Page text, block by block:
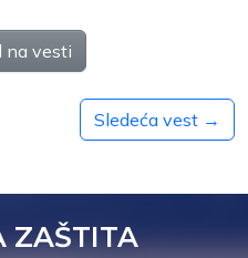
na vesti
Sledeća vest →
ZAŠTITA